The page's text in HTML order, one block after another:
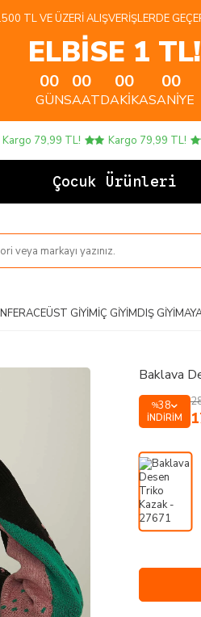
TL VE ÜZERI ALIŞVERIŞLERDE
ELBİSE 1 TL!
00
GÜN
00
SAAT
00
DAKIKA
00
SANIYE
79,99 TL! Kargo 79,99 TL!
Çocuk Ürünlerinde
FERACEÜST GIYIMİÇ GIYIMDIŞ GIYIM
Baklava
%38
İNDIRIM